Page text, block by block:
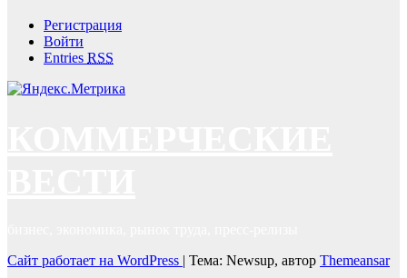
Регистрация
Войти
Entries RSS
Сайт работает на WordPress | Тема: Newsup, автор Themeansar